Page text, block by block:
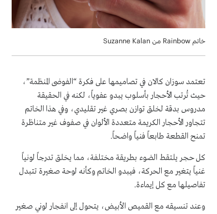
خاتم Rainbow من Suzanne Kalan
تعتمد سوزان كالان في تصاميمها على فكرة “الفوضى المنظمة”،
حيث تُرتب الأحجار بأسلوب يبدو عفوياً، لكنه في الحقيقة
مدروس بدقة لخلق توازن بصري غير تقليدي، وفي هذا الخاتم
تتجاور الأحجار الكريمة متعددة الألوان في صفوف غير متناظرة
تمنح القطعة طابعاً فنياً واضحاً.
كل حجر يلتقط الضوء بطريقة مختلفة، مما يخلق تدرجاً لونياً
غنياً يتغير مع الحركة، فيبدو الخاتم وكأنه لوحة صغيرة تتبدل
تفاصيلها مع كل إيماءة.
وعند تنسيقه مع القميص الأبيض، يتحول إلى انفجار لوني صغير